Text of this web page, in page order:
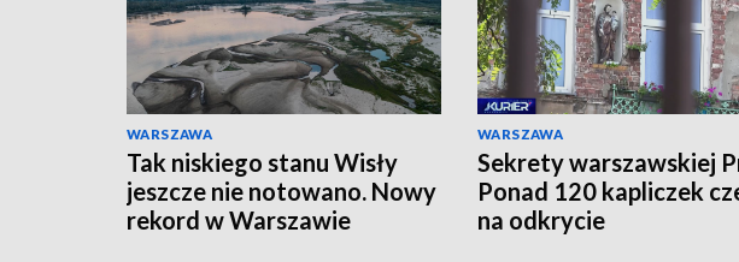
WARSZAWA
Tak niskiego stanu Wisły
jeszcze nie notowano. Nowy
rekord w Warszawie
WARSZAWA
Sekrety warszawskiej
Ponad 120 kapliczek
na odkrycie